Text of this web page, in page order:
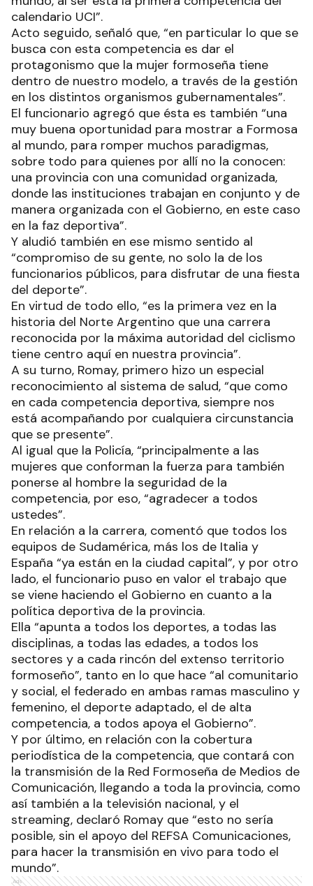
calendario UCI”.
Acto seguido, señaló que, “en particular lo que se
busca con esta competencia es dar el
protagonismo que la mujer formoseña tiene
dentro de nuestro modelo, a través de la gestión
en los distintos organismos gubernamentales”.
El funcionario agregó que ésta es también “una
muy buena oportunidad para mostrar a Formosa
al mundo, para romper muchos paradigmas,
sobre todo para quienes por allí no la conocen:
una provincia con una comunidad organizada,
donde las instituciones trabajan en conjunto y de
manera organizada con el Gobierno, en este caso
en la faz deportiva”.
Y aludió también en ese mismo sentido al
“compromiso de su gente, no solo la de los
funcionarios públicos, para disfrutar de una fiesta
del deporte”.
En virtud de todo ello, “es la primera vez en la
historia del Norte Argentino que una carrera
reconocida por la máxima autoridad del ciclismo
tiene centro aquí en nuestra provincia”.
A su turno, Romay, primero hizo un especial
reconocimiento al sistema de salud, “que como
en cada competencia deportiva, siempre nos
está acompañando por cualquiera circunstancia
que se presente”.
Al igual que la Policía, “principalmente a las
mujeres que conforman la fuerza para también
ponerse al hombre la seguridad de la
competencia, por eso, “agradecer a todos
ustedes”.
En relación a la carrera, comentó que todos los
equipos de Sudamérica, más los de Italia y
España “ya están en la ciudad capital”, y por otro
lado, el funcionario puso en valor el trabajo que
se viene haciendo el Gobierno en cuanto a la
política deportiva de la provincia.
Ella “apunta a todos los deportes, a todas las
disciplinas, a todas las edades, a todos los
sectores y a cada rincón del extenso territorio
formoseño”, tanto en lo que hace “al comunitario
y social, el federado en ambas ramas masculino y
femenino, el deporte adaptado, el de alta
competencia, a todos apoya el Gobierno”.
Y por último, en relación con la cobertura
periodística de la competencia, que contará con
la transmisión de la Red Formoseña de Medios de
Comunicación, llegando a toda la provincia, como
así también a la televisión nacional, y el
streaming, declaró Romay que “esto no sería
posible, sin el apoyo del REFSA Comunicaciones,
para hacer la transmisión en vivo para todo el
mundo”.
Ads